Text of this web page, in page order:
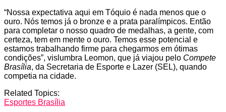
“Nossa expectativa aqui em Tóquio é nada menos que o
ouro. Nós temos já o bronze e a prata paralímpicos. Então
para completar o nosso quadro de medalhas, a gente, com
certeza, tem em mente o ouro. Temos esse potencial e
estamos trabalhando firme para chegarmos em ótimas
condições”, vislumbra Leomon, que já viajou pelo Compete
Brasília, da Secretaria de Esporte e Lazer (SEL), quando
competia na cidade.
Related Topics:
Esportes Brasília